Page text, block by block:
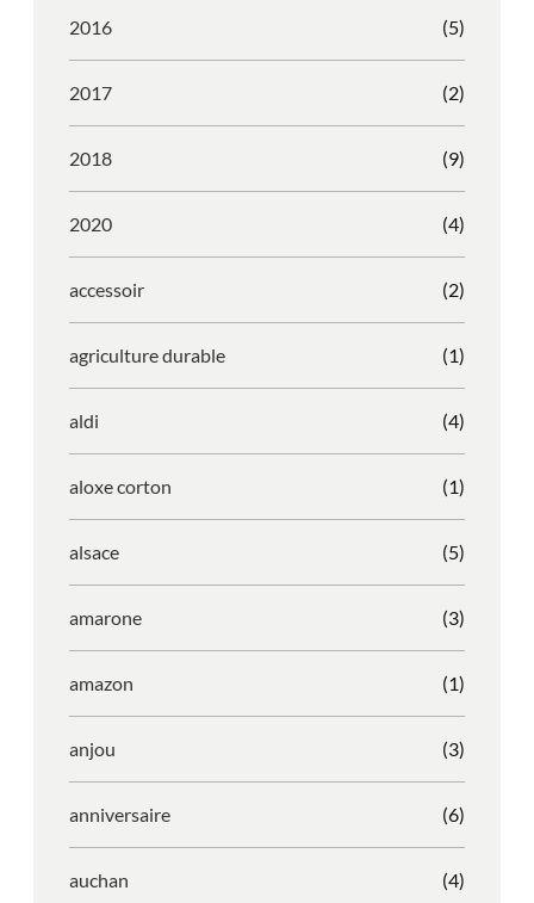
2016 (5)
2017 (2)
2018 (9)
2020 (4)
accessoir (2)
agriculture durable (1)
aldi (4)
aloxe corton (1)
alsace (5)
amarone (3)
amazon (1)
anjou (3)
anniversaire (6)
auchan (4)